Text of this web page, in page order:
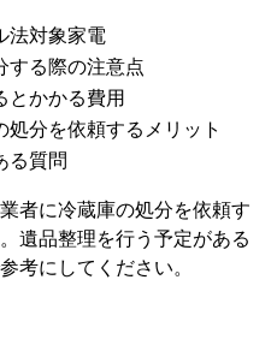
法対象家電
する際の注意点
とかかる費用
分を依頼するメリット
る質問
者に冷蔵庫の処分を依頼す
遺品整理を行う予定がある
考にしてください。